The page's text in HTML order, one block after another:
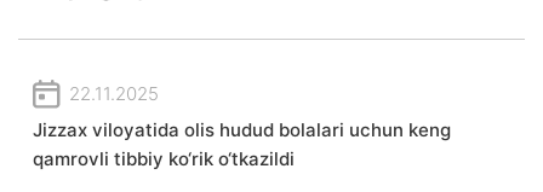
22.11.2025
Jizzax viloyatida olis hudud bolalari uchun keng
qamrovli tibbiy ko‘rik o‘tkazildi